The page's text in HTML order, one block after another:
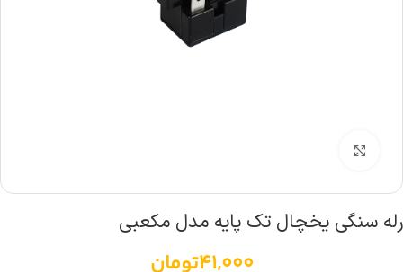
رله سنگی یخچال تک پایه مدل مکعبی
41,000تومان